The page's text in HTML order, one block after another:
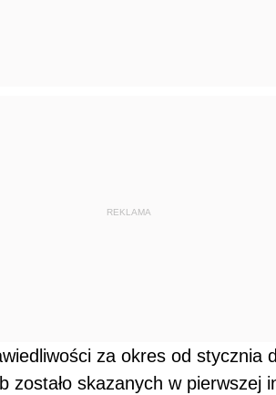
REKLAMA
za okres od stycznia
zostało skazanych w pierwszej